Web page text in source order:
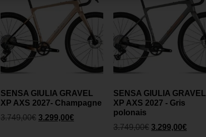
SENSA GIULIA GRAVEL
XP AXS 2027- Champagne
3.749,00€ 3.299,00€
SENSA GIULIA GRAVEL
XP AXS 2027 - Gris
polonais
3.749,00€ 3.299,00€